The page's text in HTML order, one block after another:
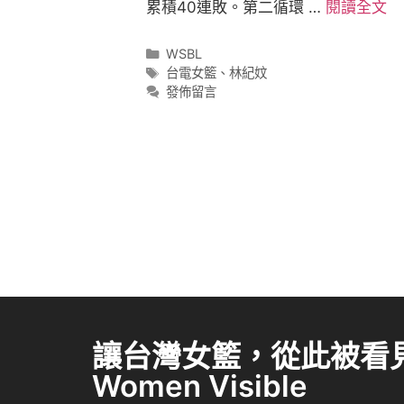
累積40連敗。第二循環 … 閱讀全文
WSBL
台電女籃、 林紀妏
發佈留言
讓台灣女籃，從此被
Women Visible